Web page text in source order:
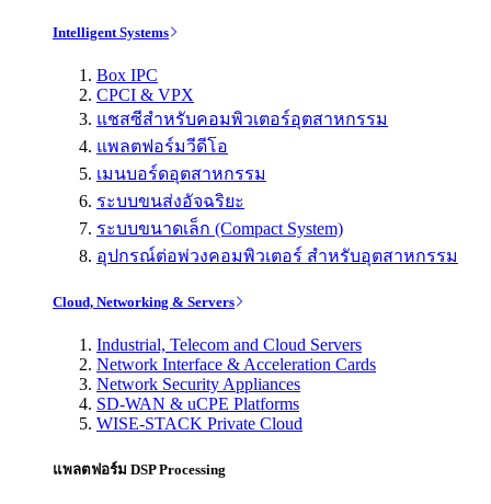
Intelligent Systems
Box IPC
CPCI & VPX
แชสซีสำหรับคอมพิวเตอร์อุตสาหกรรม
แพลตฟอร์มวีดีโอ
เมนบอร์ดอุตสาหกรรม
ระบบขนส่งอัจฉริยะ
ระบบขนาดเล็ก (Compact System)
อุปกรณ์ต่อพ่วงคอมพิวเตอร์ สำหรับอุตสาหกรรม
Cloud, Networking & Servers
Industrial, Telecom and Cloud Servers
Network Interface & Acceleration Cards
Network Security Appliances
SD-WAN & uCPE Platforms
WISE-STACK Private Cloud
แพลตฟอร์ม DSP Processing